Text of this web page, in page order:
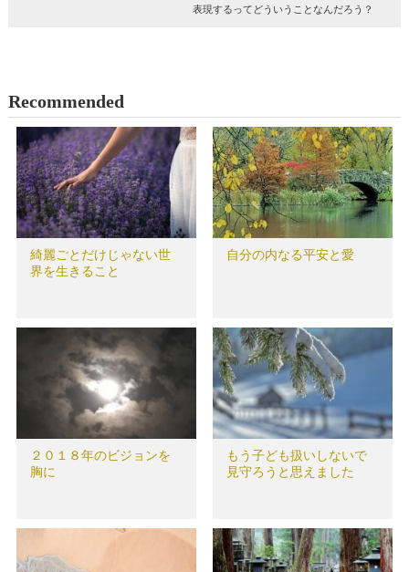
表現するってどういうことなんだろう？
Recommended
綺麗ごとだけじゃない世
界を生きること
自分の内なる平安と愛
２０１８年のビジョンを
胸に
もう子ども扱いしないで
見守ろうと思えました